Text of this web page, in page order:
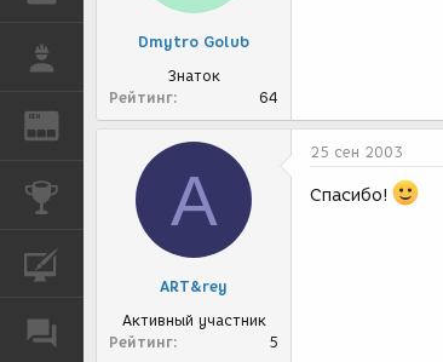
REN ЖУРНАЛ
КОНКУРСЫ
ФОРУМ
Dmytro Golub
Знаток
Рейтинг
64
A
ART&rey
Активный участник
Рейтинг
5
25 сен 2003
Спасибо!